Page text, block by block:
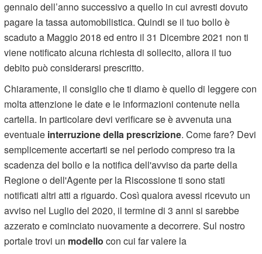
gennaio dell’anno successivo a quello in cui avresti dovuto
pagare la tassa automobilistica. Quindi se il tuo bollo è
scaduto a Maggio 2018 ed entro il 31 Dicembre 2021 non ti
viene notificato alcuna richiesta di sollecito, allora il tuo
debito può considerarsi prescritto.
Chiaramente, il consiglio che ti diamo è quello di leggere con
molta attenzione le date e le informazioni contenute nella
cartella. In particolare devi verificare se è avvenuta una
eventuale interruzione della prescrizione. Come fare? Devi
semplicemente accertarti se nel periodo compreso tra la
scadenza del bollo e la notifica dell'avviso da parte della
Regione o dell'Agente per la Riscossione ti sono stati
notificati altri atti a riguardo. Così qualora avessi ricevuto un
avviso nel Luglio del 2020, il termine di 3 anni si sarebbe
azzerato e cominciato nuovamente a decorrere. Sul nostro
portale trovi un modellocon cui far valere la